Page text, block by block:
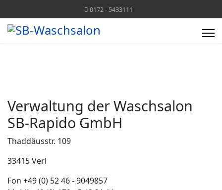
0172 - 5433111
Verwaltung der Waschsalon
SB-Rapido GmbH
Thaddäusstr. 109
33415 Verl
Fon +49 (0) 52 46 - 9049857